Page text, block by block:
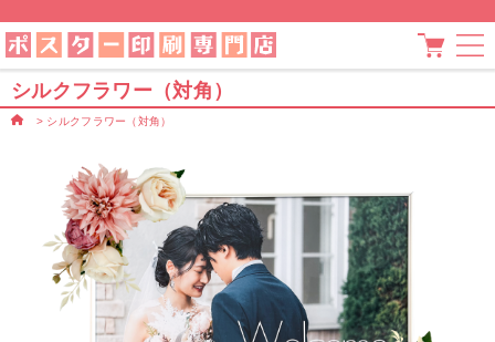
シルクフラワー（対角）
> シルクフラワー（対角）